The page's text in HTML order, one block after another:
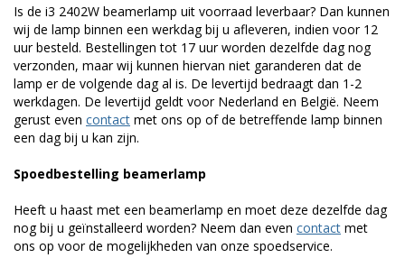
Is de i3 2402W beamerlamp uit voorraad leverbaar? Dan kunnen
wij de lamp binnen een werkdag bij u afleveren, indien voor 12
uur besteld. Bestellingen tot 17 uur worden dezelfde dag nog
verzonden, maar wij kunnen hiervan niet garanderen dat de
lamp er de volgende dag al is. De levertijd bedraagt dan 1-2
werkdagen. De levertijd geldt voor Nederland en België. Neem
gerust even contact met ons op of de betreffende lamp binnen
een dag bij u kan zijn.
Spoedbestelling beamerlamp
Heeft u haast met een beamerlamp en moet deze dezelfde dag
nog bij u geïnstalleerd worden? Neem dan even contact met
ons op voor de mogelijkheden van onze spoedservice.